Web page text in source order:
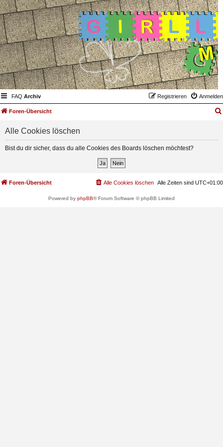
FAQ Archiv Anmelden
Registrieren
Foren-Übersicht
Alle Cookies löschen
Bist du dir sicher, dass du alle Cookies des Boards löschen möchtest?
Foren-Übersicht Alle Zeiten sind UTC+01:00
Alle Cookies löschen
Powered by phpBB® Forum Software © phpBB Limited